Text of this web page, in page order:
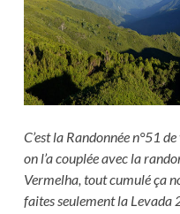
C’est la Randonnée n°51
on l’a couplée avec la
Vermelha, tout cumulé ça
faites seulement la Levada